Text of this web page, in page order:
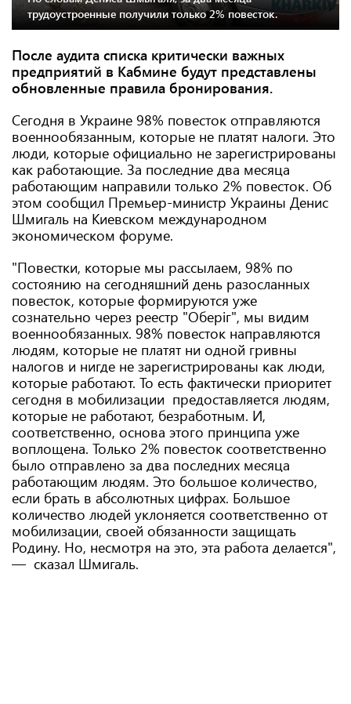
трудоустроенные получили только 2% повесток.
После аудита списка критически важных
предприятий в Кабмине будут представлены
обновленные правила бронирования.
Сегодня в Украине 98% повесток отправляются
военнообязанным, которые не платят налоги. Это
люди, которые официально не зарегистрированы
как работающие. За последние два месяца
работающим направили только 2% повесток. Об
этом сообщил Премьер-министр Украины Денис
Шмигаль на Киевском международном
экономическом форуме.
"Повестки, которые мы рассылаем, 98% по
состоянию на сегодняшний день разосланных
повесток, которые формируются уже
сознательно через реестр "Оберіг", мы видим
военнообязанных. 98% повесток направляются
людям, которые не платят ни одной гривны
налогов и нигде не зарегистрированы как люди,
которые работают. То есть фактически приоритет
сегодня в мобилизации предоставляется людям,
которые не работают, безработным. И,
соответственно, основа этого принципа уже
воплощена. Только 2% повесток соответственно
было отправлено за два последних месяца
работающим людям. Это большое количество,
если брать в абсолютных цифрах. Большое
количество людей уклоняется соответственно от
мобилизации, своей обязанности защищать
Родину. Но, несмотря на это, эта работа делается",
— сказал Шмигаль.